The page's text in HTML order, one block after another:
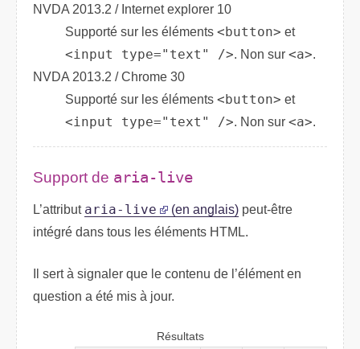
NVDA 2013.2 / Internet explorer 10
Supporté sur les éléments <button> et
<input type="text" />. Non sur <a>.
NVDA 2013.2 / Chrome 30
Supporté sur les éléments <button> et
<input type="text" />. Non sur <a>.
Support de aria-live
L’attribut aria-live (en anglais) peut-être
intégré dans tous les éléments HTML.
Il sert à signaler que le contenu de l’élément en
question a été mis à jour.
Résultats